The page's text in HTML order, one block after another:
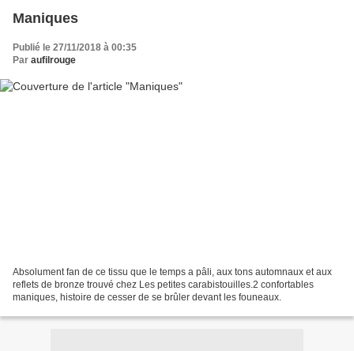
Maniques
Publié le 27/11/2018 à 00:35
Par aufilrouge
Absolument fan de ce tissu que le temps a pâli, aux tons automnaux et aux
reflets de bronze trouvé chez Les petites carabistouilles.2 confortables
maniques, histoire de cesser de se brûler devant les founeaux.